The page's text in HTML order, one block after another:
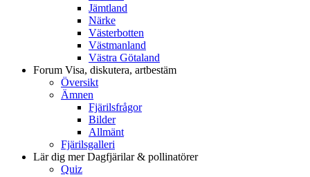
Jämtland
Närke
Västerbotten
Västmanland
Västra Götaland
Forum Visa, diskutera, artbestäm
Översikt
Ämnen
Fjärilsfrågor
Bilder
Allmänt
Fjärilsgalleri
Lär dig merDagfjärilar & pollinatörer
Quiz